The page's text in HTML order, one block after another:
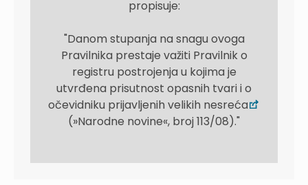
propisuje:
"Danom stupanja na snagu ovoga
Pravilnika prestaje važiti Pravilnik o
registru postrojenja u kojima je
utvrđena prisutnost opasnih tvari i o
očevidniku prijavljenih velikih nesreća
(»Narodne novine«, broj 113/08)."